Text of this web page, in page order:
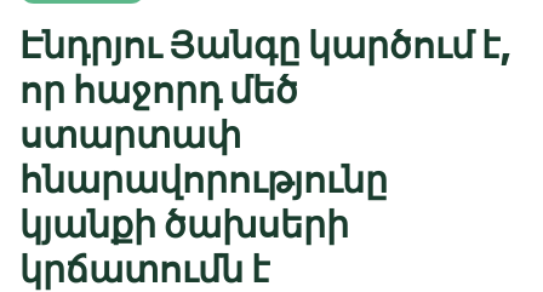
Էնդրյու Յանգը կարծում է,
որ հաջորդ մեծ
ստարտափ
հնարավորությունը
կյանքի ծախսերի
կրճատումն է